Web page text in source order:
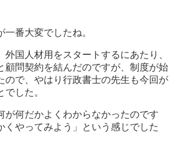
番大変でしたね。
外国人材用をスタートするにあたり、
顧問契約を結んだのですが、制度が始
ので、やはり行政書士の先生も今回が
した。
が何だかよくわからなかったのです
くやってみよう」という感じでした